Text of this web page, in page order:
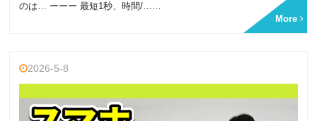
のは… ーーー 最短1秒、時間/……
More
2026-5-8